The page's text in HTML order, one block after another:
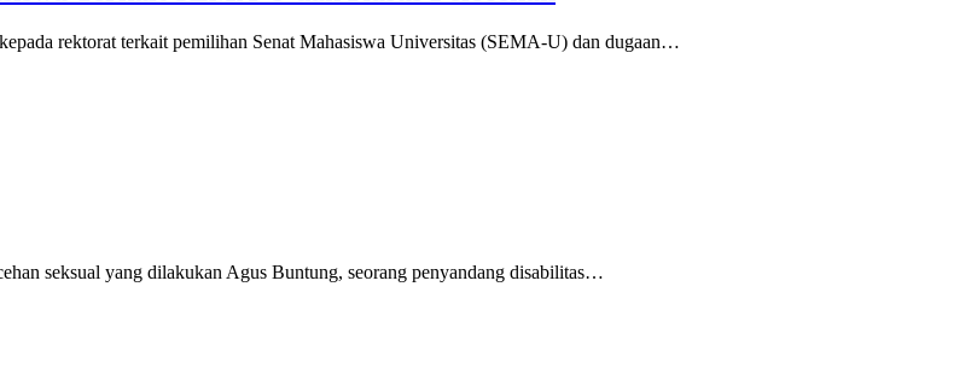
rektorat terkait pemilihan Senat Mahasiswa Universitas (SEMA-U) dan dugaan…
seksual yang dilakukan Agus Buntung, seorang penyandang disabilitas…